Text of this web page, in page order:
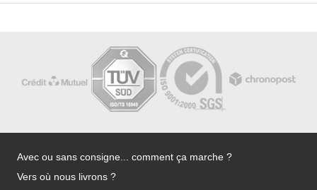
Avec ou sans consigne... comment ça marche ?
Vers où nous livrons ?